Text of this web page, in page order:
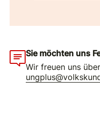
Sie möchten uns
Wir freuen uns